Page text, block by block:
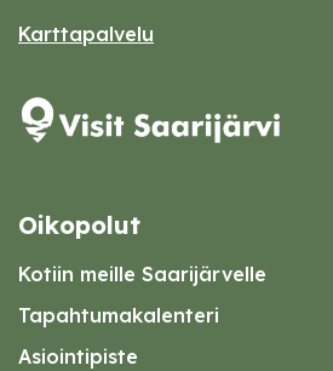
Karttapalvelu
Oikopolut
Kotiin meille Saarijärvelle
Tapahtumakalenteri
Asiointipiste